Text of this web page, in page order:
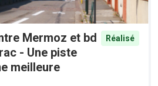
Mermoz et bd
- Une piste
meilleure
Réalisé